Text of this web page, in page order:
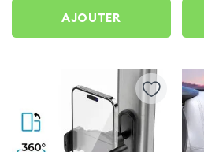
AJOUTER